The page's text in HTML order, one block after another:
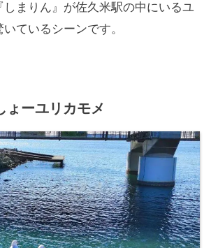
しまりん』が佐久米駅の中にいるユ
ているシーンです。
ょーユリカモメ